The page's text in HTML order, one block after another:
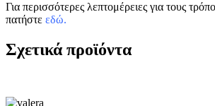
Για περισσότερες λεπτομέρειες για τους
πατήστε εδώ.
Σχετικά προϊόντα